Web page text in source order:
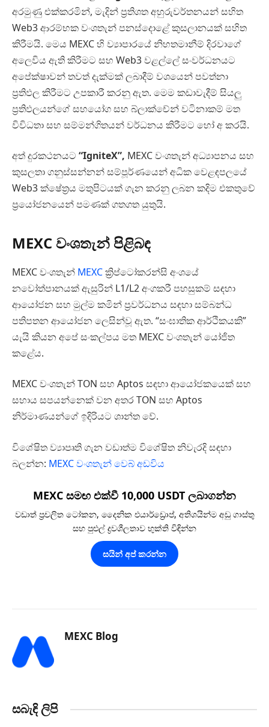
අරමුණු එක්කරමින්, මැදින් ප්‍රතිශත අහුරුවර්තනයන් සහිත
Web3 ආරම්භක වංශතැන් පනස්දොළේ කුසලානයක් සහිත
කිරීමයි. මෙය MEXC හි ව්‍යාපාරයේ නිහතමානීම් දිරවාගේ
අලෙවිය ඇති කිරීමට සහ Web3 වළල්ලේ සංවර්ධනයට
අපේක්ෂාවන් තවත් දැක්මක් ලබාදීම් වශයෙන් පවත්නා
ප්‍රතිඵල කිරීමට උපකාරී කරනු ඇත. මෙම කඩාවැදීම් සියලු
ප්‍රතිඵලයන්ගේ සහයෝග සහ බ්ලාක්චේන් වටිනාකම් මත
විවිධතා සහ සම්මන්ගිතයන් වර්ධනය කිරීමට හෝ අ කරයි.
අත් දුරකථනයට “IgniteX”, MEXC වංශතැන් අධ්‍යාපනය සහ
කුසලතා ගනුස්සන්නන් සම්පූර්ණයෙන් අධික වෙළඳපලයේ
Web3 ක්ෂේත්‍රය මතුපිටයක් ගැන කරනු ලබන කදිම එකතුවේ
ප්‍රයෝජනයෙන් පමණක් ගතගත යුතුයි.
MEXC වංශතැන් පිළිබඳ
MEXC වංශතැන් MEXCක්‍රිප්ටෝකරන්සි අංශයේ
නවෝත්පානයක් ඇසුරින් L1/L2 අංගකරී පහසුකම් සඳහා
ආයෝජන සහ මුල්ම කමින් ප්‍රවර්ධනය සඳහා සම්බන්ධ
පතිපතන ආයෝජන ලෙසින්වූ ඇත. “සංඝාතික ආර්ථිකයකි”
යැයි කියන අපේ සංකල්පය මත MEXC වංශතැන් යෝජිත
කළේය.
MEXC වංශතැන් TON සහ Aptos සඳහා ආයෝජකයෙක් සහ
සහාය සපයන්නෙක් වන අතර TON සහ Aptos
නිර්මාණයන්ගේ ඉදිරියට ශාන්ත වේ.
විශේෂිත ව්‍යාපෘති ගැන වඩාත්ම විශේෂිත නිවැරදි සඳහා
බලන්න: MEXC වංශතැන් වෙබ් අඩවිය
MEXC සමඟ එක්වී 10,000 USDT ලබාගන්න
වඩාත් ප්‍රචලිත ටෝකන, දෛනික එයාර්ඩ්‍රොප්, අතිශයින්ම අඩු ගාස්තු
සහ පුළුල් ද්‍රවශීලතාව භුක්ති විඳින්න
සයින් අප් කරන්න
MEXC Blog
සබැඳි ලිපි